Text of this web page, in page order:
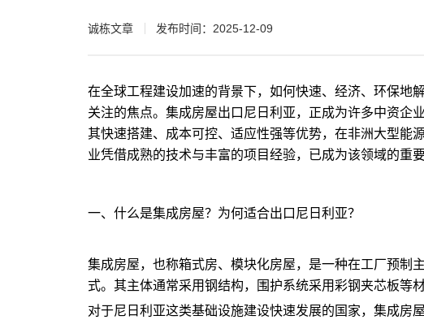
诚栋文章 发布时间：2025-12-09
在全球工程建设加速的背景下，如何快速、经济、环保地
关注的焦点。集成房屋出口尼日利亚，正成为许多中资企
其快速搭建、成本可控、适应性强等优势，在非洲大型能
业凭借成熟的技术与丰富的项目经验，已成为该领域的重要
一、什么是集成房屋？为何适合出口尼日利亚？
集成房屋，也称箱式房、模块化房屋，是一种在工厂预制
式。其主体通常采用钢结构，围护系统采用彩钢夹芯板等
对于尼日利亚这类基础设施建设快速发展的国家，集成房